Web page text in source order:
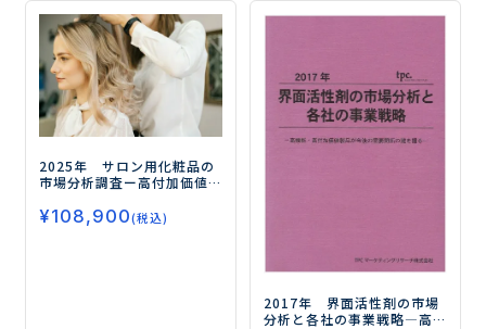
2025年 サロン用化粧品の
市場分析調査ー高付加価値
大が市場の成長を牽引ー
¥108,900(税込)
2017年 界面活性剤の市場
分析と各社の事業戦略―高